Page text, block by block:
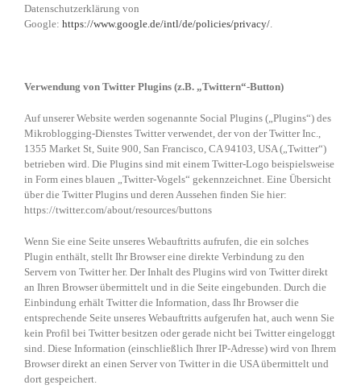
Datenschutzerklärung von
Google: https://www.google.de/intl/de/policies/privacy/
Verwendung von Twitter Plugins (z.B. „Twittern“-Button)
Auf unserer Website werden sogenannte Social Plugins („Plugins“) des
Mikroblogging-Dienstes Twitter verwendet, der von der Twitter Inc.,
1355 Market St, Suite 900, San Francisco, CA 94103, USA („Twitter“)
betrieben wird. Die Plugins sind mit einem Twitter-Logo beispielsweise
in Form eines blauen „Twitter-Vogels“ gekennzeichnet. Eine Übersicht
über die Twitter Plugins und deren Aussehen finden Sie hier:
https://twitter.com/about/resources/buttons
Wenn Sie eine Seite unseres Webauftritts aufrufen, die ein solches
Plugin enthält, stellt Ihr Browser eine direkte Verbindung zu den
Servern von Twitter her. Der Inhalt des Plugins wird von Twitter direkt
an Ihren Browser übermittelt und in die Seite eingebunden. Durch die
Einbindung erhält Twitter die Information, dass Ihr Browser die
entsprechende Seite unseres Webauftritts aufgerufen hat, auch wenn Sie
kein Profil bei Twitter besitzen oder gerade nicht bei Twitter eingeloggt
sind. Diese Information (einschließlich Ihrer IP-Adresse) wird von Ihrem
Browser direkt an einen Server von Twitter in die USA übermittelt und
dort gespeichert.